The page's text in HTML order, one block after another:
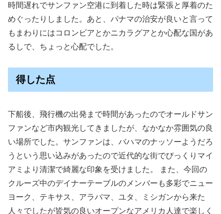
時間遅れでサンファン空港に到着した時は緊張と厚着のた
めぐったりしました。あと、パナマの治安が良いと言って
もまわりにはコロンビアとかニカラグアとか心配な国があ
るしで、ちょっと心配でした。
得した点
下船後、飛行機の出発まで時間があったのでオールドサン
ファンなど市内観光してきましたが、なかなか雰囲気の良
い場所でした。サンファンは、バハマのナッソーようだろ
うという思い込みがあったので近代的な街でびっくりマイ
アミより清潔で綺麗な印象を受けました。 また、今回の
クルーズ中のデイナーテーブルのメンバーも多彩でニュー
ヨーク、テキサス、アラバマ、ユタ、ミシガンから来た
人々でしたが皆気の良いオープンなアメリカ人達で楽しく